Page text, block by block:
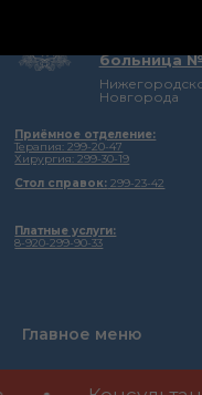
больница
Приёмное отделение:
Терапия: 299-20-47
Хирургия: 299-30-19
Стол справок: 299-23-42
Новгорода
Платные услуги:
8-920-299-90-33
Главное меню